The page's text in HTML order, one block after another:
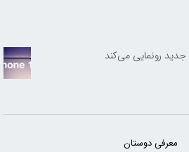
معرفی دوستان